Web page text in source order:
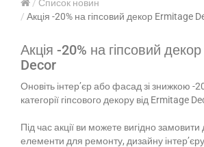
Список новин
Акція -20% на гіпсовий декор Ermitage
Акція -20% на гіпсовий
Decor
Оновіть інтер’єр або фасад зі знижкою -
категорії гіпсового декору від Ermitage
Під час акції ви можете вигідно замовити
елементи для ремонту, дизайну